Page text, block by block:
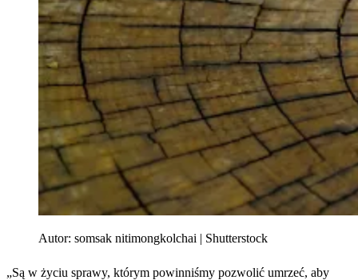
Autor: somsak nitimongkolchai | Shutterstock
„Są w życiu sprawy, którym powinniśmy pozwolić umrzeć, aby